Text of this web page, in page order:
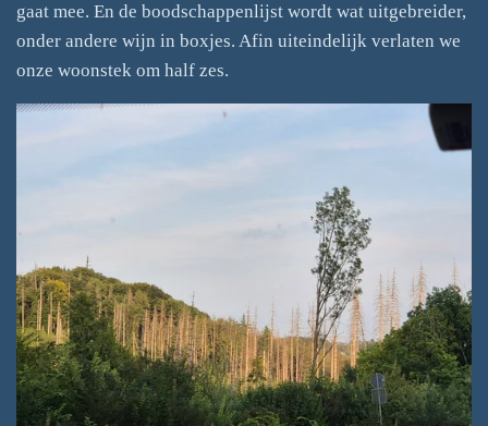
gaat mee. En de boodschappenlijst wordt wat uitgebreider,
onder andere wijn in boxjes. Afin uiteindelijk verlaten we
onze woonstek om half zes.